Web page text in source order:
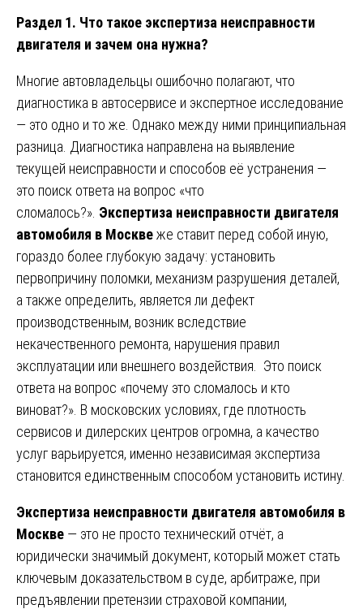
Раздел 1. Что такое экспертиза неисправности
двигателя и зачем она нужна?
Многие автовладельцы ошибочно полагают, что
диагностика в автосервисе и экспертное исследование
— это одно и то же. Однако между ними принципиальная
разница. Диагностика направлена на выявление
текущей неисправности и способов её устранения —
это поиск ответа на вопрос «что
сломалось?». Экспертиза неисправности двигателя
автомобиля в Москвеже ставит перед собой иную,
гораздо более глубокую задачу: установить
первопричину поломки, механизм разрушения деталей,
а также определить, является ли дефект
производственным, возник вследствие
некачественного ремонта, нарушения правил
эксплуатации или внешнего воздействия. Это поиск
ответа на вопрос «почему это сломалось и кто
виноват?». В московских условиях, где плотность
сервисов и дилерских центров огромна, а качество
услуг варьируется, именно независимая экспертиза
становится единственным способом установить истину.
Экспертиза неисправности двигателя автомобиля в
Москве — это не просто технический отчёт, а
юридически значимый документ, который может стать
ключевым доказательством в суде, арбитраже, при
предъявлении претензии страховой компании,